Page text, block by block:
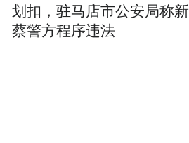
划扣，驻马店市公安局称新
蔡警方程序违法